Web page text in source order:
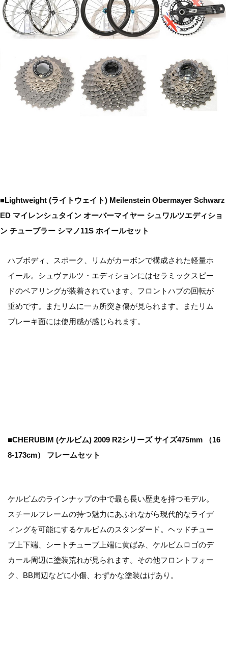
■Lightweight (ライトウェイト) Meilenstein Obermayer Schwarz
ED マイレンシュタイン オーバーマイヤー シュワルツエディショ
ン チューブラー シマノ11S ホイールセット
ハブボディ、スポーク、リムがカーボンで構成された軽量ホ
イール。シュヴァルツ・エディションにはセラミックスピー
ドのベアリングが装着されています。フロントハブの回転が
重めです。またリムに一ヵ所突き傷が見られます。またリム
ブレーキ面には使用感が感じられます。
■CHERUBIM (ケルビム) 2009 R2シリーズ サイズ475mm （16
8-173cm） フレームセット
ケルビムのラインナップの中で最も長い歴史を持つモデル。
スチールフレームの持つ魅力にあふれながら現代的なライデ
ィングを可能にするケルビムのスタンダード。ヘッドチュー
ブ上下端、シートチューブ上端に黄ばみ、ケルビムロゴのデ
カール周辺に塗装荒れが見られます。その他フロントフォー
ク、BB周辺などに小傷、わずかな塗装はげあり。